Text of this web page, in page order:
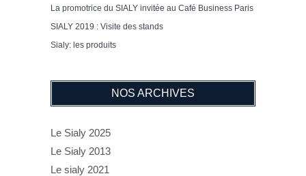
La promotrice du SIALY invitée au Café Business Paris
SIALY 2019 : Visite des stands
Sialy: les produits
NOS ARCHIVES
Le Sialy 2025
Le Sialy 2013
Le sialy 2021